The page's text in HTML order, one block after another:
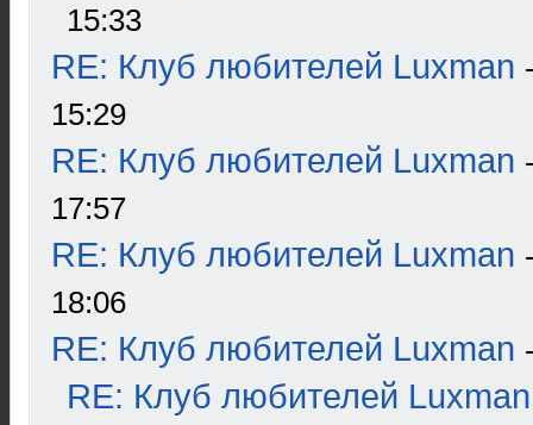
15:33
RE: Клуб любителей Luxman
15:29
RE: Клуб любителей Luxman
17:57
RE: Клуб любителей Luxman
18:06
RE: Клуб любителей Luxman
RE: Клуб любителей Luxman